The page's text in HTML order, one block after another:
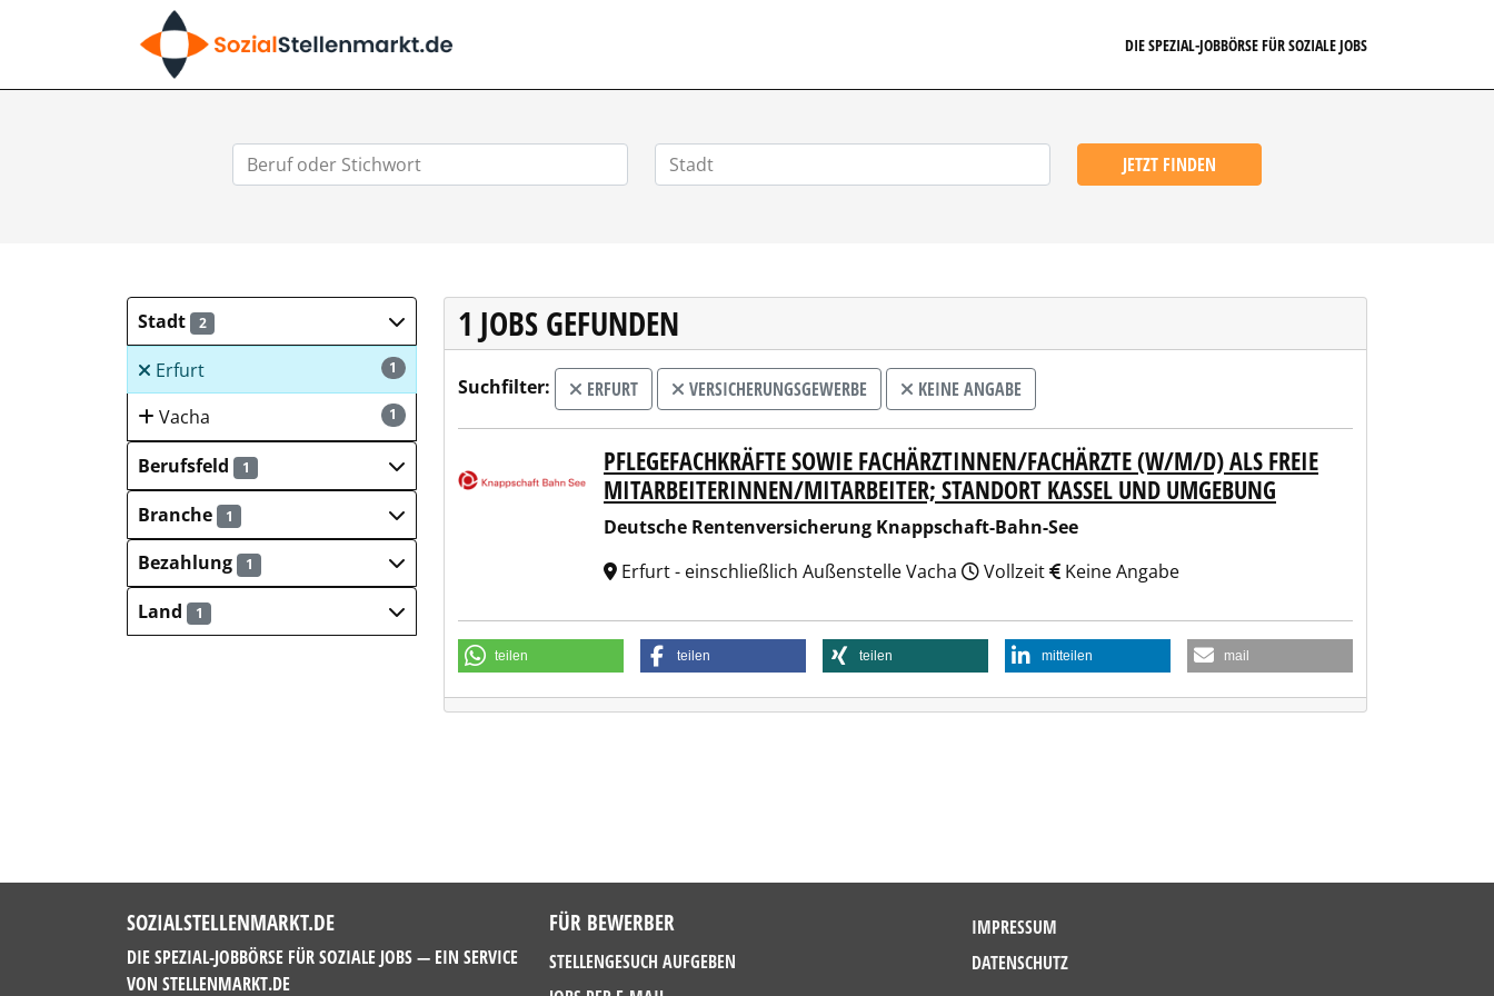
DIE SPEZIAL-JOBBÖRSE FÜR SOZIALE JOBS
JETZT FINDEN
Stadt 2
1
Erfurt
1
Vacha
Berufsfeld
1
Branche 1
Bezahlung 1
Land 1
1 JOBS GEFUNDEN
Suchfilter: ERFURT VERSICHERUNGSGEWERBE KEINE ANGABE
Deutsche Rentenversicherung Knappschaft-Bahn-See
PFLEGEFACHKRÄFTE SOWIE FACHÄRZTINNEN/FACHÄRZTE (W/M/D) ALS FREIE
MITARBEITERINNEN/MITARBEITER; STANDORT KASSEL UND UMGEBUNG
Deutsche Rentenversicherung Knappschaft-Bahn-See
Erfurt - einschließlich Außenstelle Vacha
Vollzeit Keine Angabe
teilen teilen teilen mitteilen mail
SOZIALSTELLENMARKT.DE
DIE SPEZIAL-JOBBÖRSE FÜR SOZIALE JOBS — EIN SERVICE
VON STELLENMARKT.DE
FÜR BEWERBER
STELLENGESUCH AUFGEBEN
IMPRESSUM
DATENSCHUTZ